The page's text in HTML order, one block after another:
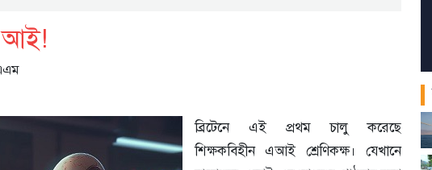
ব্রিটেনে এই প্রথম চালু করেছে
শিক্ষকবিহীন এআই শ্রেণিকক্ষ। যেখানে